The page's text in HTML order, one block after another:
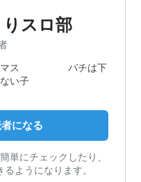
スロ部
ありマス パチは下
い子
になる
単にチェックしたり、
ようになります。